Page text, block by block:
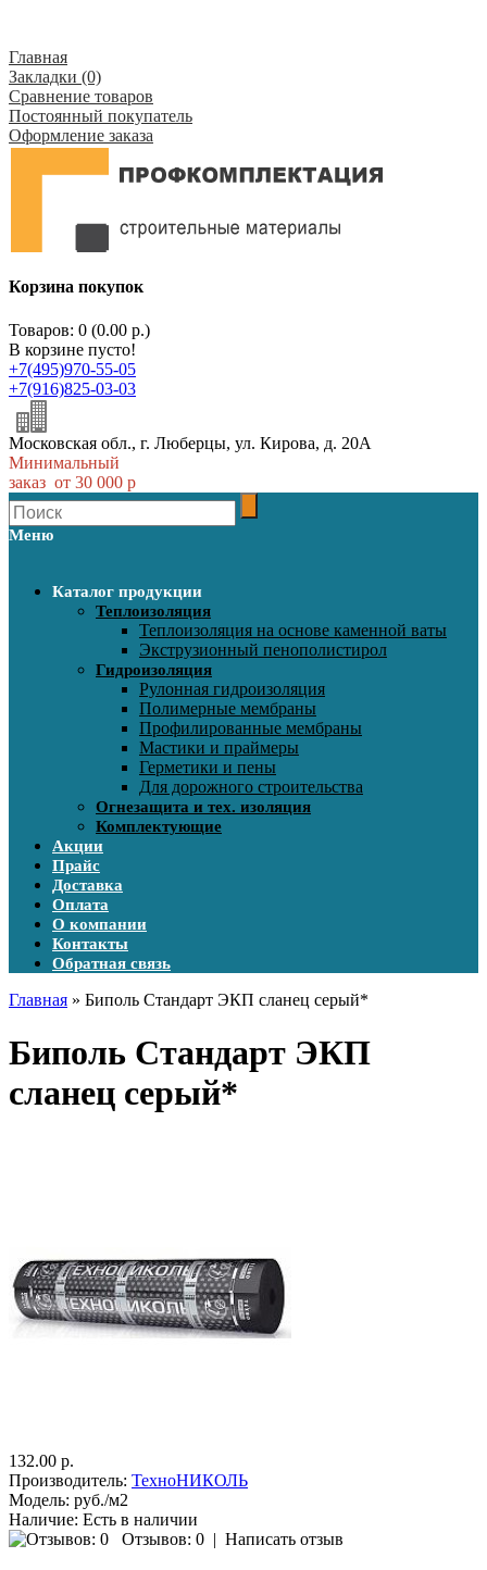
Главная
Закладки (0)
Сравнение товаров
Постоянный покупатель
Оформление заказа
Корзина покупок
Товаров: 0 (0.00 р.)
В корзине пусто!
+7(495)970-55-05
+7(916)825-03-03
Московская обл., г. Люберцы, ул. Кирова, д. 20А
Минимальный
заказ от 30 000 р
Меню
Каталог продукции
Теплоизоляция
Теплоизоляция на основе каменной ваты
Экструзионный пенополистирол
Гидроизоляция
Рулонная гидроизоляция
Полимерные мембраны
Профилированные мембраны
Мастики и праймеры
Герметики и пены
Для дорожного строительства
Огнезащита и тех. изоляция
Комплектующие
Акции
Прайс
Доставка
Оплата
О компании
Контакты
Обратная связь
Главная » Биполь Стандарт ЭКП сланец серый*
Биполь Стандарт ЭКП
сланец серый*
132.00 р.
Производитель: ТехноНИКОЛЬ
Модель: руб./м2
Наличие: Есть в наличии
Отзывов: 0 | Написать отзыв